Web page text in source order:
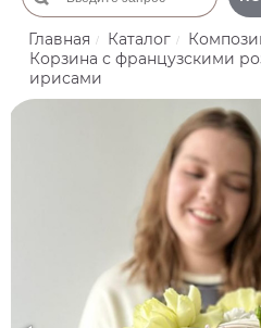
Главная Каталог
Корзина с французскими
ирисами